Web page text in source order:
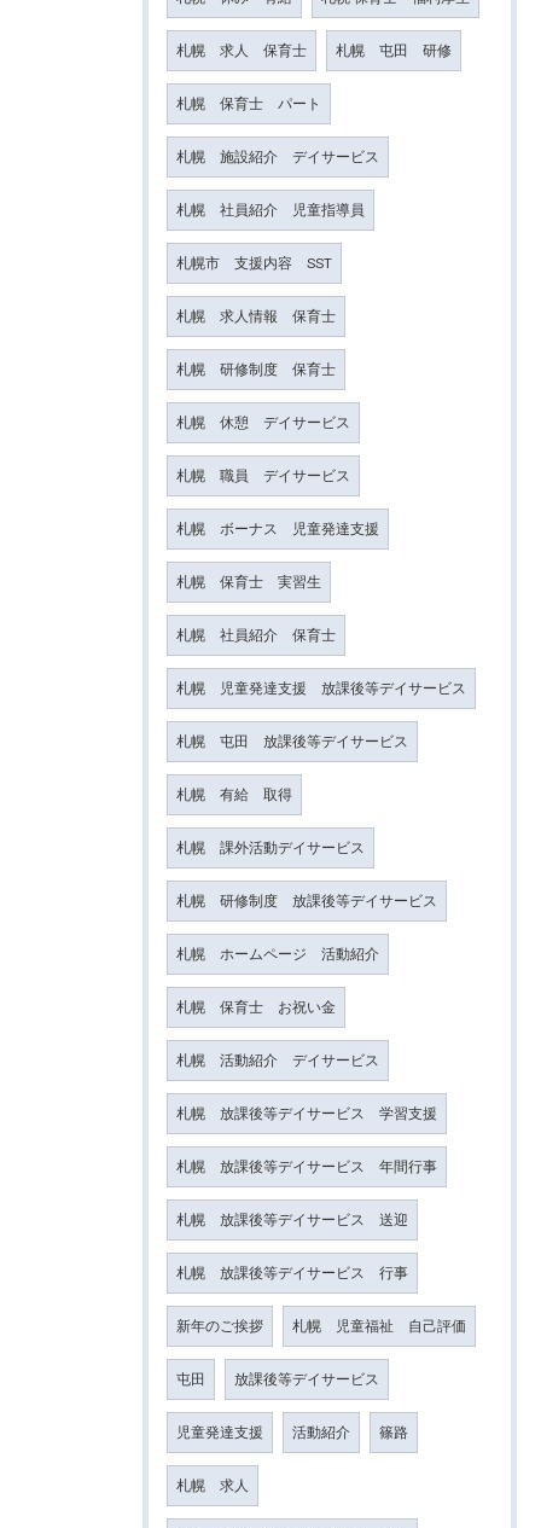
札幌 求人 保育士 札幌 屯田 研修
札幌 保育士 パート
札幌 施設紹介 デイサービス
札幌 社員紹介 児童指導員
札幌市 支援内容 SST
札幌 求人情報 保育士
札幌 研修制度 保育士
札幌 休憩 デイサービス
札幌 職員 デイサービス
札幌 ボーナス 児童発達支援
札幌 保育士 実習生
札幌 社員紹介 保育士
札幌 児童発達支援 放課後等デイサービス
札幌 屯田 放課後等デイサービス
札幌 有給 取得
札幌 課外活動デイサービス
札幌 研修制度 放課後等デイサービス
札幌 ホームページ 活動紹介
札幌 保育士 お祝い金
札幌 活動紹介 デイサービス
札幌 放課後等デイサービス 学習支援
札幌 放課後等デイサービス 年間行事
札幌 放課後等デイサービス 送迎
札幌 放課後等デイサービス 行事
新年のご挨拶 札幌 児童福祉 自己評価
屯田 放課後等デイサービス
児童発達支援 活動紹介 篠路
札幌 求人